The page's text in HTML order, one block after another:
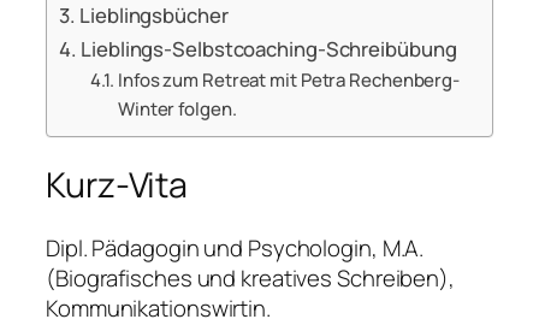
Lieblingsbücher
Lieblings-Selbstcoaching-Schreibübung
Infos zum Retreat mit Petra Rechenberg-
Winter folgen.
Kurz-Vita
Dipl. Pädagogin und Psychologin, M.A.
(Biografisches und kreatives Schreiben),
Kommunikationswirtin.